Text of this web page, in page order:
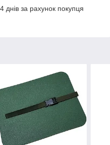
за рахунок покупця